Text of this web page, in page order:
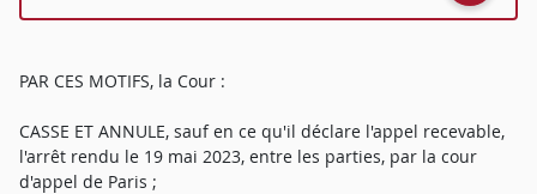
PAR CES MOTIFS, la Cour :
CASSE ET ANNULE, sauf en ce qu'il déclare l'appel recevable,
l'arrêt rendu le 19 mai 2023, entre les parties, par la cour
d'appel de Paris ;